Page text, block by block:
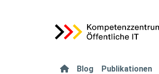
Blog Publikationen